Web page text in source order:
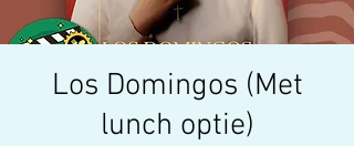
Los Domingos (Met
lunch optie)